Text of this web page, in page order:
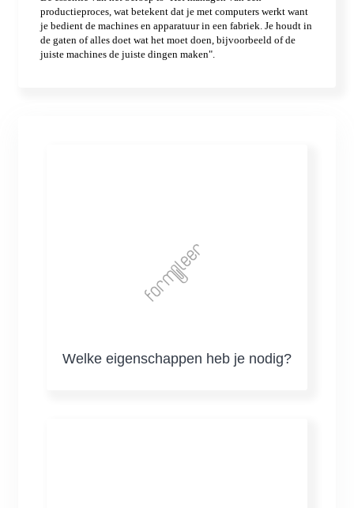
Welke eigenschappen heb je nodig?